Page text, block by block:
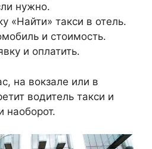
нужно.
«Найти» такси в отель.
и стоимость.
и оплатить.
на вокзале или в
водитель такси и
наоборот.